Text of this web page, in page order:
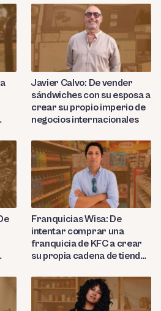
Javier Calvo: De vender
sándwiches con su esposa a
crear su propio imperio de
negocios internacionales
Franquicias Wisa: De
intentar comprar una
franquicia de KFC a crear
su propia cadena de tiendas
Huancayo